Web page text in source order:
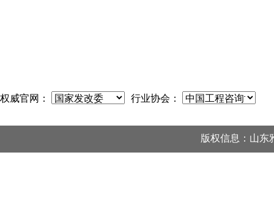
权威官网： 行业协会：
版权信息：山东